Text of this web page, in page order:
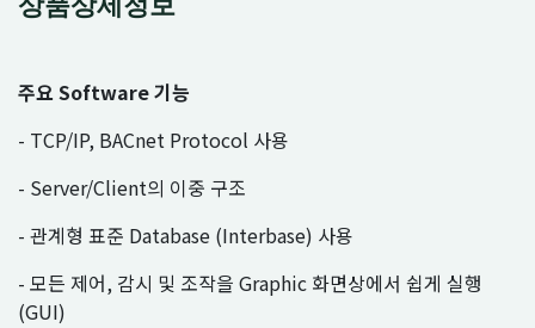
주요 Software 기능
- TCP/IP, BACnet Protocol 사용
- Server/Client의 이중 구조
- 관계형 표준 Database (Interbase) 사용
- 모든 제어, 감시 및 조작을 Graphic 화면상에서 쉽게 실행
(GUI)